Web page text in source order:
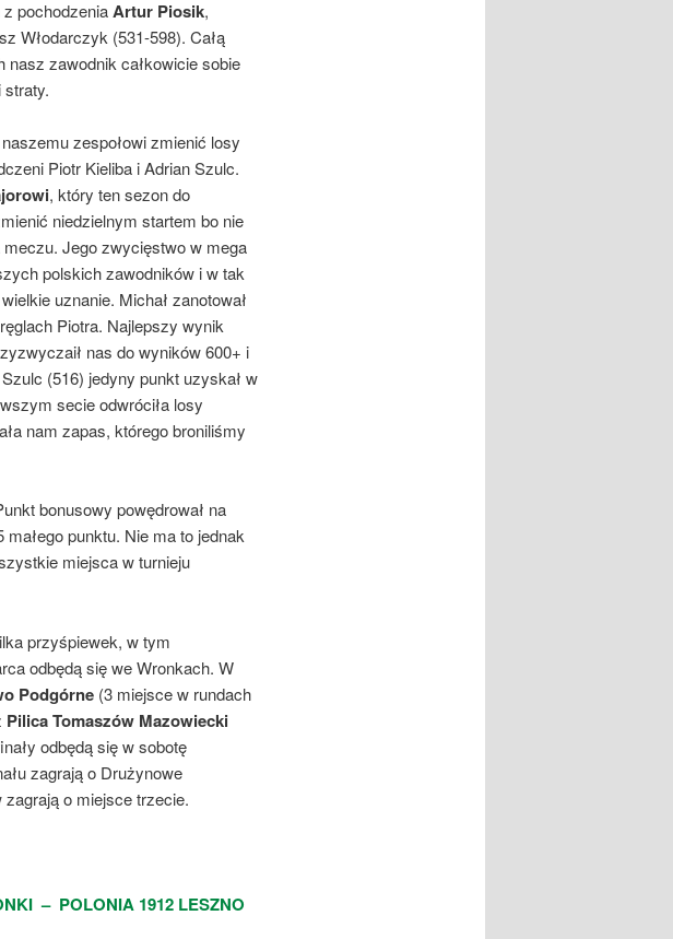
pochodzeniaArtur Piosik,
Włodarczyk (531-598). Całą
nasz zawodnik całkowicie sobie
straty.
zespołowi zmienić losy
Piotr Kieliba i Adrian Szulc.
, który ten sezon do
niedzielnym startem bo nie
Jego zwycięstwo w mega
polskich zawodników i w tak
uznanie. Michał zanotował
Piotra. Najlepszy wynik
nas do wyników 600+ i
(516) jedyny punkt uzyskał w
secie odwróciła losy
nam zapas, którego broniliśmy
bonusowy powędrował na
punktu. Nie ma to jednak
miejsca w turnieju
przyśpiewek, w tym
odbędą się we Wronkach. W
Podgórne(3 miejsce w rundach
Pilica Tomaszów Mazowiecki
odbędą się w sobotę
zagrają o Drużynowe
o miejsce trzecie.
– POLONIA 1912 LESZNO